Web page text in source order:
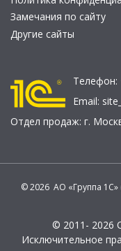
Замечания по сайту
Другие сайты
Телефон:
Email:
Отдел продаж: г.
© 2026 АО «Группа 1С»
© 2011- 2026
Исключительное